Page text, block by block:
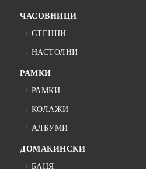
ЧАСОВНИЦИ
СТЕННИ
НАСТОЛНИ
РАМКИ
РАМКИ
КОЛАЖИ
АЛБУМИ
ДОМАКИНСКИ
БАНЯ